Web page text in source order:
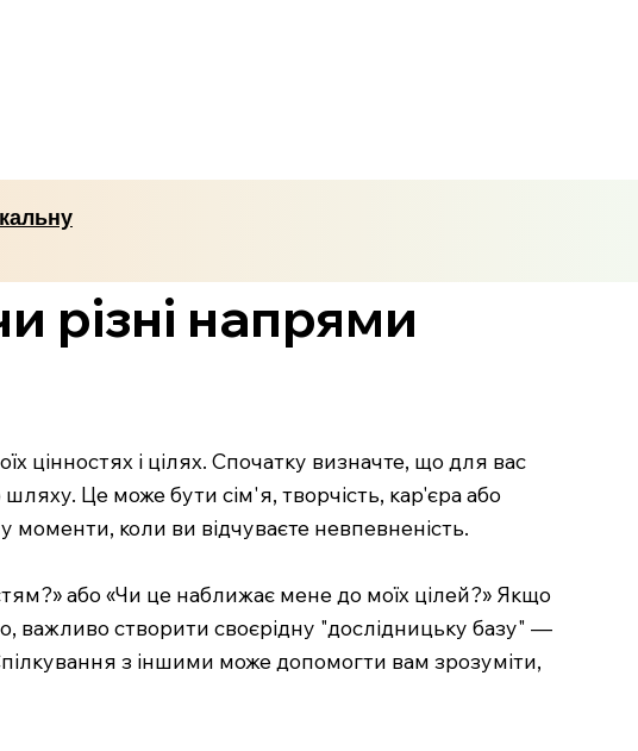
різні напрями
цінностях і цілях. Спочатку визначте, що для вас
Це може бути сім'я, творчість, кар'єра або
моменти, коли ви відчуваєте невпевненість.
або «Чи це наближає мене до моїх цілей?» Якщо
важливо створити своєрідну "дослідницьку базу" —
з іншими може допомогти вам зрозуміти,